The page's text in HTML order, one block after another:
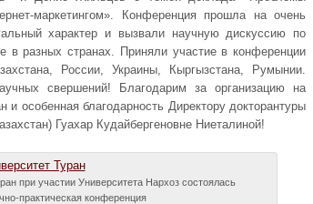
маркетингом». Конференция прошла на очень
характер и вызвали научную дискуссию по
в разных странах. Приняли участие в конференции
России, Украины, Кыргызстана, Румынии.
свершений! Благодарим за организацию на
и особенная благодарность Директору докторантуры
Гуахар Кудайбергеновне Ниеталиной!
при участии Университета Нархоз состоялась
практическая конференция